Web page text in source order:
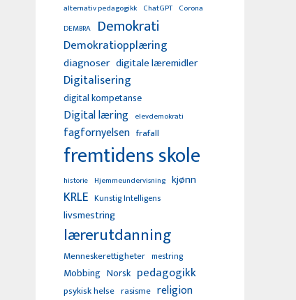
alternativ pedagogikk ChatGPT Corona
DEMBRA Demokrati
Demokratiopplæring
diagnoser digitale læremidler
Digitalisering
digital kompetanse
Digital læring elevdemokrati
fagfornyelsen frafall
fremtidens skole
historie Hjemmeundervisning kjønn
KRLE Kunstig Intelligens
livsmestring
lærerutdanning
Menneskerettigheter mestring
Mobbing Norsk pedagogikk
psykisk helse rasisme religion